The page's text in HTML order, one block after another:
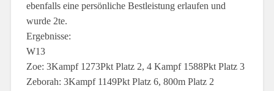
ebenfalls eine persönliche Bestleistung erlaufen und
wurde 2te.
Ergebnisse:
W13
Zoe: 3Kampf 1273Pkt Platz 2, 4 Kampf 1588Pkt Platz 3
Zeborah: 3Kampf 1149Pkt Platz 6, 800m Platz 2